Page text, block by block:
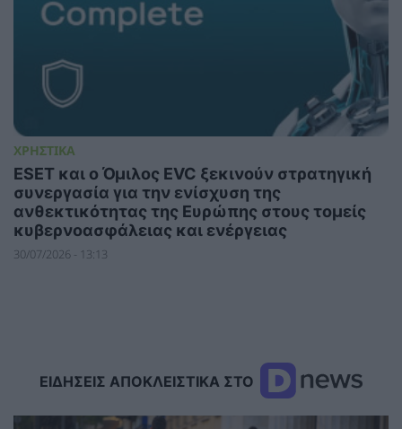
ΧΡΗΣΤΙΚΑ
ESET και ο Όμιλος EVC ξεκινούν στρατηγική
συνεργασία για την ενίσχυση της
ανθεκτικότητας της Ευρώπης στους τομείς
κυβερνοασφάλειας και ενέργειας
30/07/2026 - 13:13
ΕΙΔΗΣΕΙΣ ΑΠΟΚΛΕΙΣΤΙΚΑ ΣΤΟ